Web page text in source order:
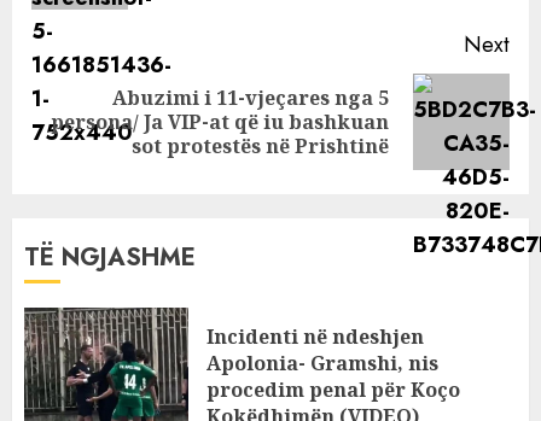
Next
Next
post:
Abuzimi i 11-vjeçares nga 5
persona/ Ja VIP-at që iu bashkuan
sot protestës në Prishtinë
TË NGJASHME
Incidenti në ndeshjen
Apolonia- Gramshi, nis
procedim penal për Koço